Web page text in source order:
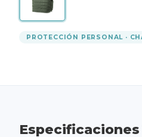
PROTECCIÓN PERSONAL ·